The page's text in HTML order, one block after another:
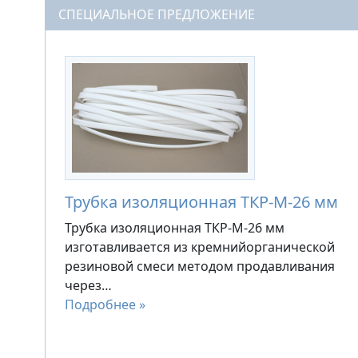
СПЕЦИАЛЬНОЕ ПРЕДЛОЖЕНИЕ
Трубка изоляционная ТКР-М-26 мм
Трубка изоляционная ТКР-М-26 мм
изготавливается из кремнийорганической
резиновой смеси методом продавливания
через…
Подробнее »